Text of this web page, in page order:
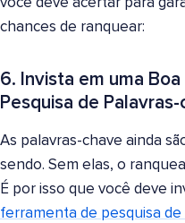
você deve acertar para
chances de ranquear:
6. Invista em uma
Pesquisa de
As palavras-chave ainda
sendo. Sem elas, o
É por isso que você deve
ferramenta de pesquisa de